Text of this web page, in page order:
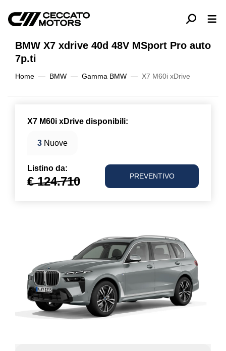
BMW X7 xdrive 40d 48V MSport Pro auto
7p.ti
Home BMW Gamma BMW X7 M60i xDrive
X7 M60i xDrive disponibili:
3 Nuove
Listino da:
€ 124.710 PREVENTIVO